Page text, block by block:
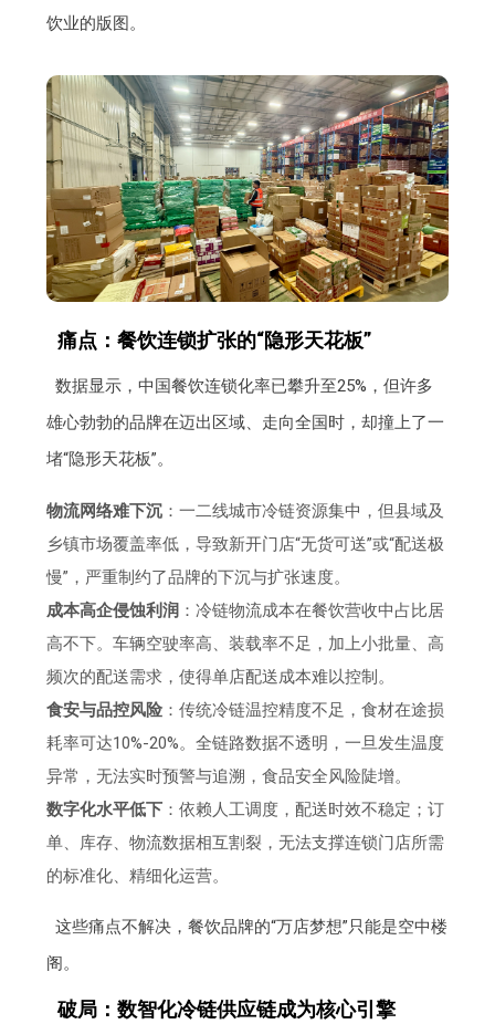
饮业的版图。
痛点：餐饮连锁扩张的“隐形天花板”
数据显示，中国餐饮连锁化率已攀升至25%，但许多
雄心勃勃的品牌在迈出区域、走向全国时，却撞上了一
堵“隐形天花板”。
物流网络难下沉 ：一二线城市冷链资源集中，但县域及
乡镇市场覆盖率低，导致新开门店“无货可送”或“配送极
慢”，严重制约了品牌的下沉与扩张速度。
成本高企侵蚀利润 ：冷链物流成本在餐饮营收中占比居
高不下。车辆空驶率高、装载率不足，加上小批量、高
频次的配送需求，使得单店配送成本难以控制。
食安与品控风险 ：传统冷链温控精度不足，食材在途损
耗率可达10%-20%。全链路数据不透明，一旦发生温度
异常，无法实时预警与追溯，食品安全风险陡增。
数字化水平低下 ：依赖人工调度，配送时效不稳定；订
单、库存、物流数据相互割裂，无法支撑连锁门店所需
的标准化、精细化运营。
这些痛点不解决，餐饮品牌的“万店梦想”只能是空中楼
阁。
破局：数智化冷链供应链成为核心引擎